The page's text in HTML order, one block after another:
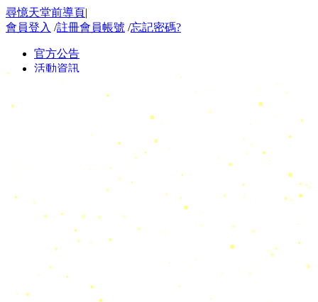
尋憶天堂前導頁|
會員登入 /註冊會員帳號 /忘記密碼?